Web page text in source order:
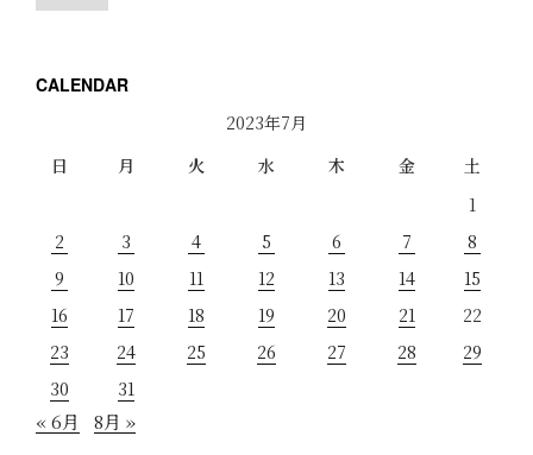
CALENDAR
2023年7月
日
月 火 水 木 金
土
1
2
3 4 5 6 7
8
9
10 11 12 13 14
15
16
17 18 19 20 21
22
23
24 25 26 27 28
29
30
31
« 6月 8月 »